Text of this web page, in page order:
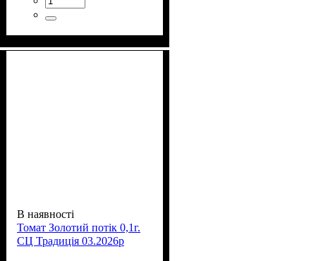
В наявності
Томат Золотий потік 0,1г.
СЦ Традиція 03.2026р